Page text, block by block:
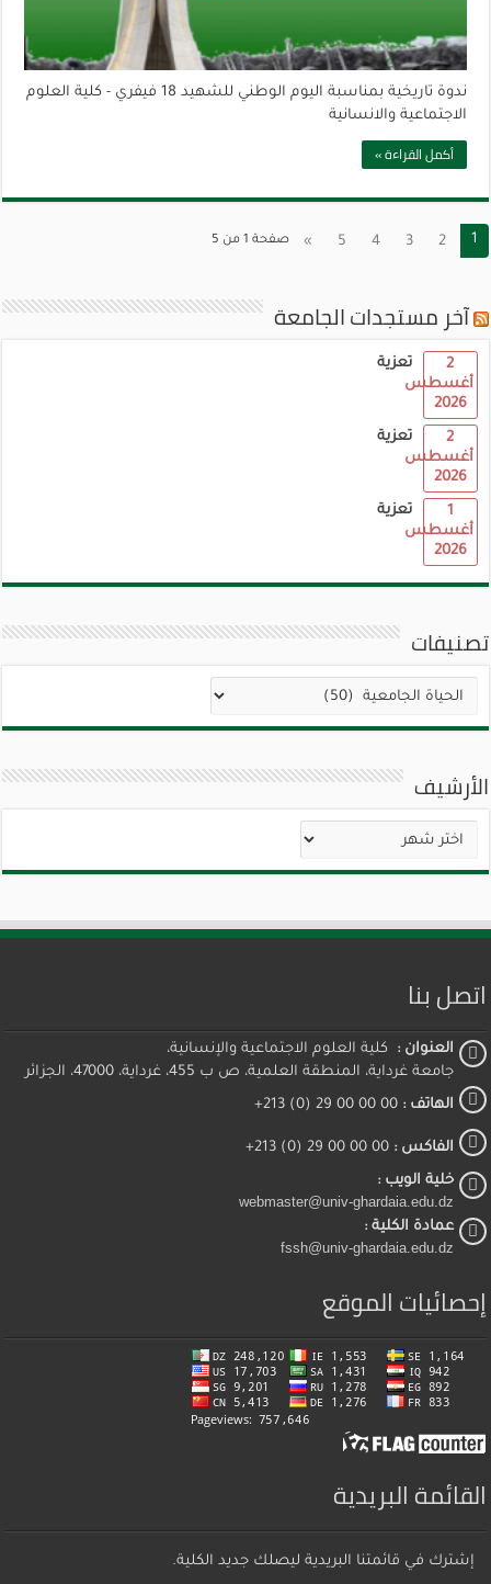
ندوة تاريخية بمناسبة اليوم الوطني للشهيد 18 فيفري - كلية العلوم
الاجتماعية والانسانية
أكمل القراءة »
صفحة 1 من 5 1
2
3
4
5
»
آخر مستجدات الجامعة
تعزية
2
أغسطس
2026
تعزية
2
أغسطس
2026
تعزية
1
أغسطس
2026
تصنيفات
تصنيفات
الأرشيف
الأرشيف
اتصل بنا
العنوان : كلية العلوم الاجتماعية والإنسانية،
جامعة غرداية، المنطقة العلمية، ص ب 455، غرداية، 47000، الجزائر
الهاتف : 00 00 00 29 (0) 213+
الفاكس : 00 00 00 29 (0) 213+
خلية الويب :
webmaster@univ-ghardaia.edu.dz
عمادة الكلية :
fssh@univ-ghardaia.edu.dz
إحصائيات الموقع
القائمة البريدية
إشترك في قائمتنا البريدية ليصلك جديد الكلية.